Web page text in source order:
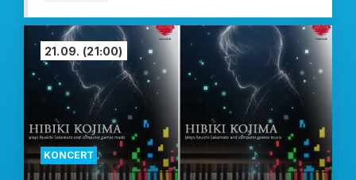
KONCERT
21.09. (21:00)